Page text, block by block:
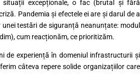
excepționale, o fac (brutal și fără
Pandemia și efectele ei are și darul de a
testări de siguranță neanunțate: modul
cum reacționăm, ce prioritizăm.
de experiență în domeniul infrastructurii și
câteva repere solide organizațiilor care